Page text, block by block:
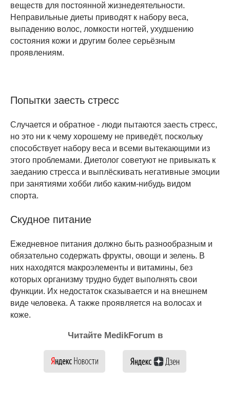
веществ для постоянной жизнедеятельности.
Неправильные диеты приводят к набору веса,
выпадению волос, ломкости ногтей, ухудшению
состояния кожи и другим более серьёзным
проявлениям.
Попытки заесть стресс
Случается и обратное - люди пытаются заесть стресс,
но это ни к чему хорошему не приведёт, поскольку
способствует набору веса и всеми вытекающими из
этого проблемами. Диетолог советуют не привыкать к
заеданию стресса и выплёскивать негативные эмоции
при занятиями хобби либо каким-нибудь видом
спорта.
Скудное питание
Ежедневное питания должно быть разнообразным и
обязательно содержать фрукты, овощи и зелень. В
них находятся макроэлементы и витамины, без
которых организму трудно будет выполнять свои
функции. Их недостаток сказывается и на внешнем
виде человека. А также проявляется на волосах и
коже.
Читайте MedikForum в